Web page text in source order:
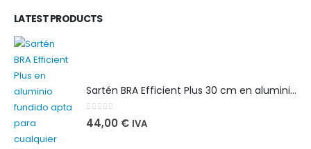
LATEST PRODUCTS
Sartén BRA Efficient Plus 30 cm en aluminio fundido apta para cualquier tipo de cocina
0out of 5
44,00 € IVA